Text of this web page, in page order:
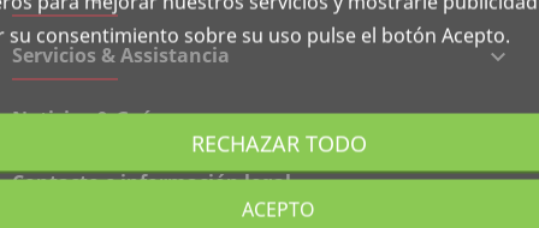
consentimiento sobre su uso pulse el botón Acepto.
RECHAZAR TODO
ACEPTO
Servicios & Assistancia 
Noticias & Guías 
Contacto e información legal 